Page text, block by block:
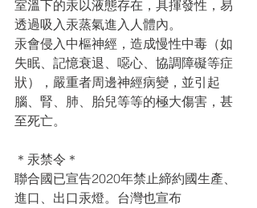
室溫下的汞以液態存在，具揮發性，易
透過吸入汞蒸氣進入⼈體內。
汞會侵入中樞神經，造成慢性中毒（如
失眠、記憶衰退、噁⼼、協調障礙等症
狀），嚴重者周邊神經病變，並引起
腦、腎、肺、胎兒等等的極⼤傷害，甚
⾄死亡。
＊汞禁令＊
聯合國已宣告2020年禁⽌締約國⽣產、
進⼝、出⼝汞燈。台灣也宣布